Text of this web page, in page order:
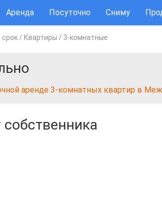
Аренда Посуточно Сниму
срок / Квартиры / 3-комнатные
аренде 3-комнатных квартир в
собственника